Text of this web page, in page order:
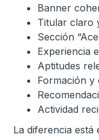
Banner
Titular claro
Sección
Experiencia
Aptitudes
Formación y
Actividad
La diferencia está